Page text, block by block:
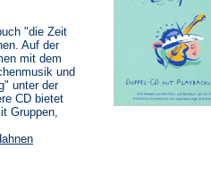
"die Zeit
Auf der
mit dem
und
unter der
CD bietet
Gruppen,